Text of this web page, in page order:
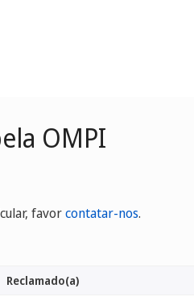
OMPI
favorcontatar-nos.
Reclamado(a)